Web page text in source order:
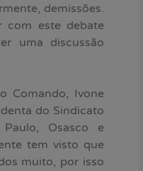
demissões.
com este debate
uma discussão
Comando, Ivone
do Sindicato
Osasco e
tem visto que
muito, por isso